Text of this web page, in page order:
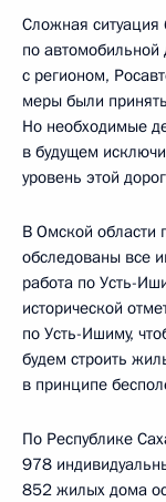
Сложная
по
с регионом,
меры были
Но необходимые
в будущем
уровень этой
В Омской области
обследованы все
работа по Усть-
исторической
по Усть-Ишиму,
будем строить
в принципе
По Республике
978
852 жилых дома